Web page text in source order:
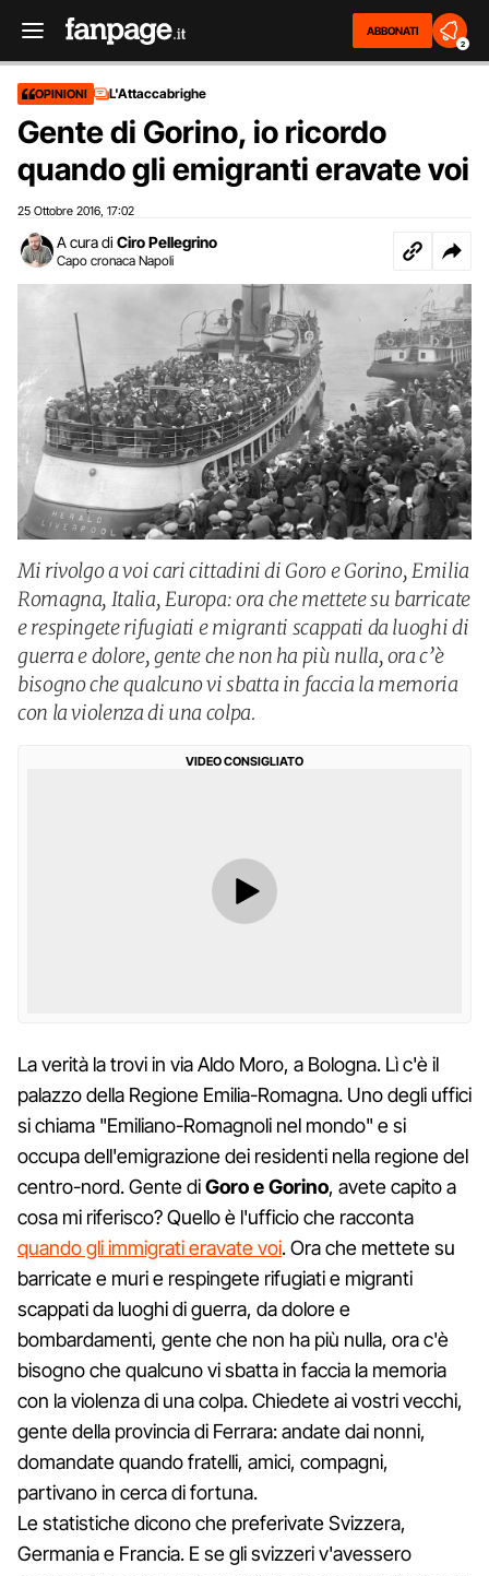
ABBONATI
2
OPINIONI L'Attaccabrighe
Gente di Gorino, io ricordo
quando gli emigranti eravate voi
25 Ottobre 2016 17:02
A cura di Ciro Pellegrino
Capo cronaca Napoli
Mi rivolgo a voi cari cittadini di Goro e Gorino, Emilia
Romagna, Italia, Europa: ora che mettete su barricate
e respingete rifugiati e migranti scappati da luoghi di
guerra e dolore, gente che non ha più nulla, ora c’è
bisogno che qualcuno vi sbatta in faccia la memoria
con la violenza di una colpa.
VIDEO CONSIGLIATO
La verità la trovi in via Aldo Moro, a Bologna. Lì c'è il
palazzo della Regione Emilia-Romagna. Uno degli uffici
si chiama "Emiliano-Romagnoli nel mondo" e si
occupa dell'emigrazione dei residenti nella regione del
centro-nord. Gente diGoro e Gorino, avete capito a
cosa mi riferisco? Quello è l'ufficio che racconta
quando gli immigrati eravate voi. Ora che mettete su
barricate e muri e respingete rifugiati e migranti
scappati da luoghi di guerra, da dolore e
bombardamenti, gente che non ha più nulla, ora c'è
bisogno che qualcuno vi sbatta in faccia la memoria
con la violenza di una colpa. Chiedete ai vostri vecchi,
gente della provincia di Ferrara: andate dai nonni,
domandate quando fratelli, amici, compagni,
partivano in cerca di fortuna.
Le statistiche dicono che preferivate Svizzera,
Germania e Francia. E se gli svizzeri v'avessero